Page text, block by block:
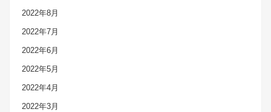
2022年8月
2022年7月
2022年6月
2022年5月
2022年4月
2022年3月